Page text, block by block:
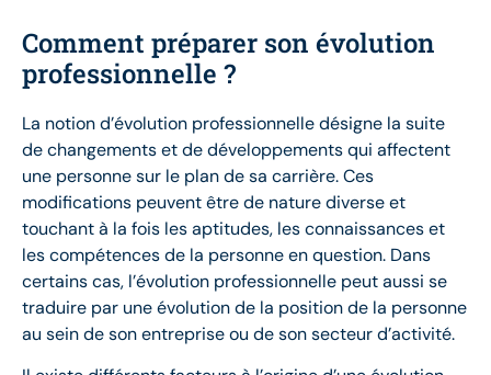
Comment préparer son évolution
professionnelle ?
La notion d’évolution professionnelle désigne la suite
de changements et de développements qui affectent
une personne sur le plan de sa carrière. Ces
modifications peuvent être de nature diverse et
touchant à la fois les aptitudes, les connaissances et
les compétences de la personne en question. Dans
certains cas, l’évolution professionnelle peut aussi se
traduire par une évolution de la position de la personne
au sein de son entreprise ou de son secteur d’activité.